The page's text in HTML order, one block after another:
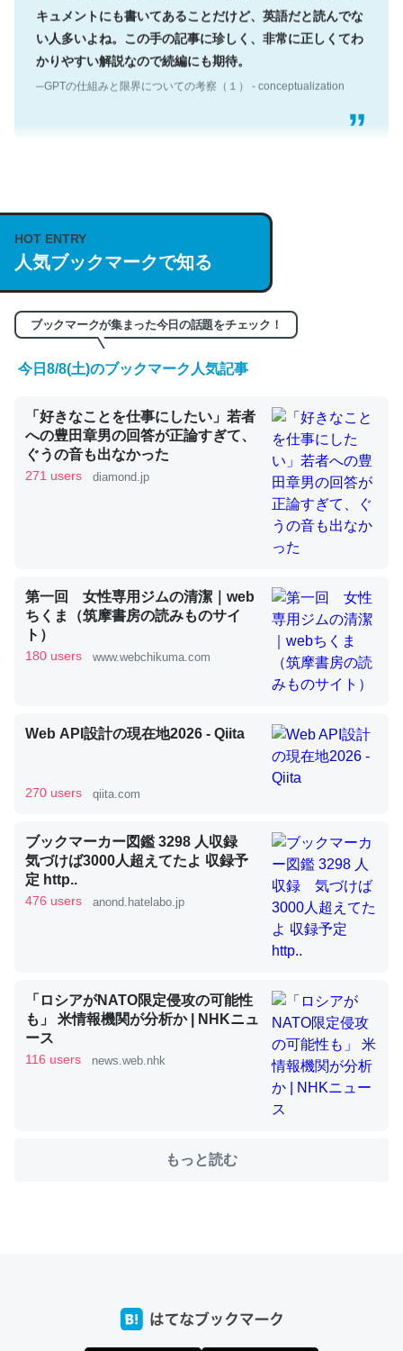
キュメントにも書いてあることだけど、英語だと読んでな
い人多いよね。この手の記事に珍しく、非常に正しくてわ
かりやすい解説なので続編にも期待。
─GPTの仕組みと限界についての考察（１） - conceptualization
説してる記事が少ないので貴重な良記事。/続編来た
https://isobe324649.hatenablog.com/entry/2023/03/27
/064121
─GPTの仕組みと限界についての考察（１） - conceptualization
くらい。小説でいう「ずっと前の伏線」は回収されないけ
ど、短期記憶というには多い分量。進化すればするほど分
かりやすく強くなりそう
─GPTの仕組みと限界についての考察（１） - conceptualization
昆虫ってカルシウム少ないのか。知らんかった。調べたら
コオロギのカルシウム分はエビの600分の1程度。
─ニュース :: 【研究発表】昆虫学の大問題＝「昆虫はなぜ海にいな
論文では「淡水はカルシウムも酸素も不足してて両方に不
いる鋏角類（カブトガニ・ウミグモ）はカルシウムを使わ
ずキチンを強化してる筈だが、酵素が違うのか？
─ニュース :: 【研究発表】昆虫学の大問題＝「昆虫はなぜ海にいな
これを元に考えるとカルシウムを大量に使う脊椎動物と貝
類は苦労してるんだな…。腹足類だと殻を無くしてナメク
ジになったり努力してるし。
コミュニケーションが劇的に変化した｜tayorini by LIFULL介護
HOT ENTRY
人気ブックマークで知る
ブックマークが集まった今日の話題をチェック！
今日8/8(土)のブックマーク人気記事
「好きなことを仕事にしたい」若者
への豊田章男の回答が正論すぎて、
ぐうの音も出なかった
271 users diamond.jp
第一回 女性専用ジムの清潔｜web
ちくま（筑摩書房の読みものサイ
ト）
180 users www.webchikuma.com
Web API設計の現在地2026 - Qiita
270 users qiita.com
ブックマーカー図鑑 3298 人収録
気づけば3000人超えてたよ 収録予
定 http..
476 users anond.hatelabo.jp
「ロシアがNATO限定侵攻の可能性
も」 米情報機関が分析か | NHKニュ
ース
116 users news.web.nhk
もっと読む